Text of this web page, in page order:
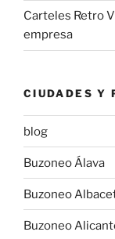
Carteles Retro
empresa
CIUDADES Y
blog
Buzoneo Álava
Buzoneo
Buzoneo